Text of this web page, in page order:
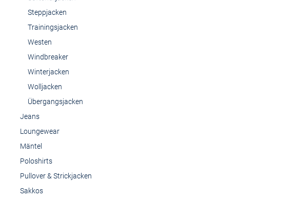
Steppjacken
Trainingsjacken
Westen
Windbreaker
Winterjacken
Wolljacken
Übergangsjacken
Jeans
Loungewear
Mäntel
Poloshirts
Pullover & Strickjacken
Sakkos